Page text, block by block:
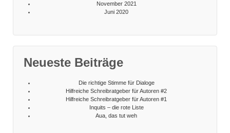
November 2021
Juni 2020
Neueste Beiträge
Die richtige Stimme für Dialoge
Hilfreiche Schreibratgeber für Autoren #2
Hilfreiche Schreibratgeber für Autoren #1
Inquits – die rote Liste
Aua, das tut weh